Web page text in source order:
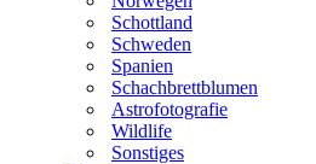
Schottland
Schweden
Spanien
Schachbrettblumen
Astrofotografie
Wildlife
Sonstiges